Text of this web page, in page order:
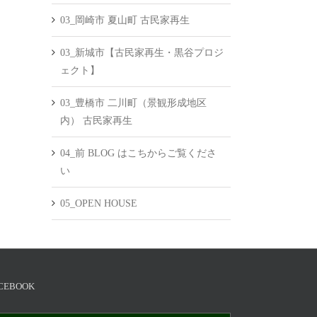
03_岡崎市 夏山町 古民家再生
03_新城市【古民家再生・黒谷プロジ
ェクト】
03_豊橋市 二川町（景観形成地区
内） 古民家再生
04_前 BLOG はこちからご覧くださ
い
05_OPEN HOUSE